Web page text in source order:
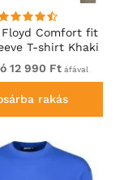
Floyd Comfort fit
T-shirt Khaki
12 990 Ftáfával
rakás